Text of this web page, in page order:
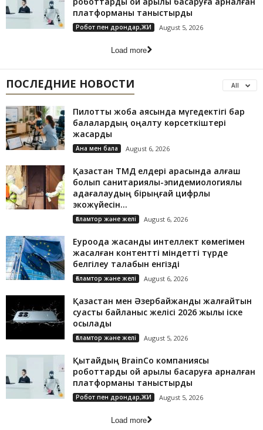
платформаны таныстырды
Робот пен дрондар,ЖИ August 5, 2026
Load more
ПОСЛЕДНИЕ НОВОСТИ All
Пилоттық жоба аясында мүгедектігі бар
балалардың оңалту көрсеткіштері
жақсарды
Ана мен бала August 6, 2026
Қазақстан ТМД елдері арасында алғаш
болып санитариялық-эпидемиологиялық
қадағалаудың бірыңғай цифрлық
экожүйесін...
Ғаламтор және желі August 6, 2026
Еуроодақ жасанды интеллект көмегімен
жасалған контентті міндетті түрде
белгілеу талабын енгізді
Ғаламтор және желі August 6, 2026
Қазақстан мен Әзербайжанды жалғайтын
суасты байланыс желісі 2026 жылы іске
қосылады
Ғаламтор және желі August 5, 2026
Қытайдың BrainCo компаниясы
роботтарды ой арқылы басқаруға арналған
платформаны таныстырды
Робот пен дрондар,ЖИ August 5, 2026
Load more